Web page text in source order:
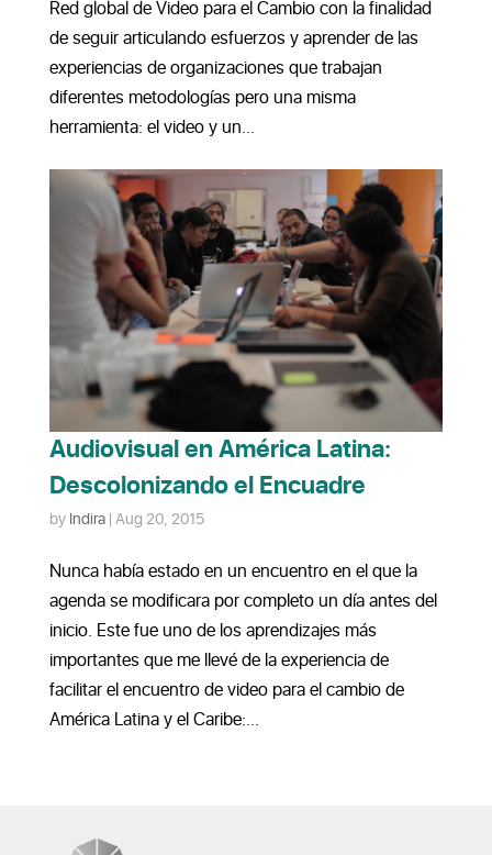
Red global de Video para el Cambio con la finalidad
de seguir articulando esfuerzos y aprender de las
experiencias de organizaciones que trabajan
diferentes metodologías pero una misma
herramienta: el video y un...
Audiovisual en América Latina:
Descolonizando el Encuadre
byIndira|Aug 20, 2015
Nunca había estado en un encuentro en el que la
agenda se modificara por completo un día antes del
inicio. Este fue uno de los aprendizajes más
importantes que me llevé de la experiencia de
facilitar el encuentro de video para el cambio de
América Latina y el Caribe:...